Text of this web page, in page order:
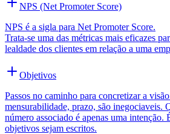
NPS (Net Promoter Score)
NPS é a sigla para Net Promoter Score.
Trata-se uma das métricas mais eficazes
lealdade dos clientes em relação a uma
Objetivos
Passos no caminho para concretizar a
mensurabilidade, prazo, são inegociaveis.
número associado é apenas uma intenção.
objetivos sejam escritos.